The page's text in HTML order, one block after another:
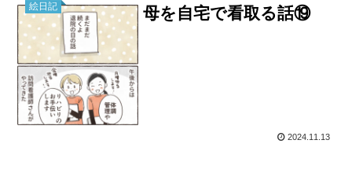
絵日記 母を自宅で看取る話⑲
2024.11.13